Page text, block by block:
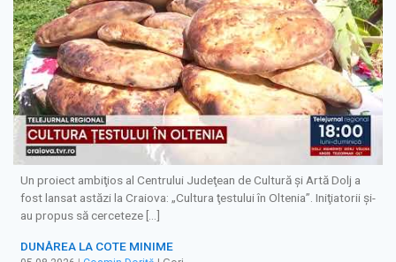
Un proiect ambiţios al Centrului Judeţean de Cultură şi Artă Dolj a
fost lansat astăzi la Craiova: „Cultura ţestului în Oltenia”. Iniţiatorii şi-
au propus să cerceteze […]
DUNĂREA LA COTE MINIME